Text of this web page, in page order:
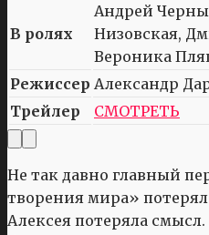
В ролях
Андрей
Низовская,
Вероника
Режиссер Александр
Трейлер
СМОТРЕТЬ
Не так давно главный
творения мира»
Алексея потеряла